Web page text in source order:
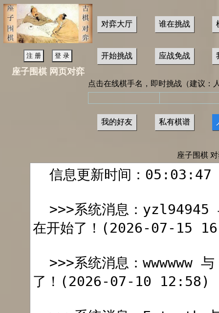
对弈大厅 谁在挑战
开始挑战 应战免战
座子围棋 网页对弈
点击在线棋手名，即时挑战（建议：
我的好友 私有棋谱
座子围棋